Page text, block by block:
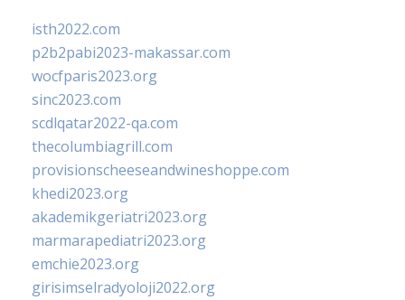
isth2022.com
p2b2pabi2023-makassar.com
wocfparis2023.org
sinc2023.com
scdlqatar2022-qa.com
thecolumbiagrill.com
provisionscheeseandwineshoppe.com
khedi2023.org
akademikgeriatri2023.org
marmarapediatri2023.org
emchie2023.org
girisimselradyoloji2022.org